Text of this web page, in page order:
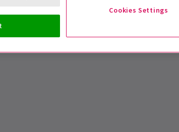
Cookies Settings